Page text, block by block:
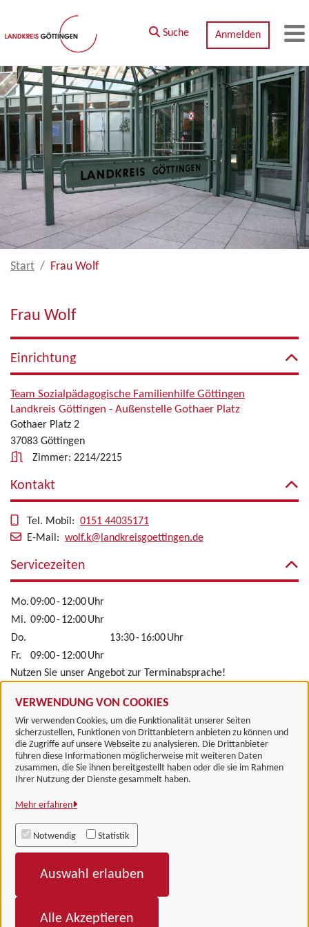
Zum Hauptinhalt springen
VERWENDUNG VON COOKIES
Wir verwenden Cookies, um die Funktionalität unserer Seiten
sicherzustellen, Funktionen von Drittanbietern anbieten zu können und
die Zugriffe auf unsere Webseite zu analysieren. Die Drittanbieter
führen diese Informationen möglicherweise mit weiteren Daten
zusammen, die Sie ihnen bereitgestellt haben oder die sie im Rahmen
Ihrer Nutzung der Dienste gesammelt haben.
Mehr erfahren
Notwendig Statistik
Auswahl erlauben
Alle Akzeptieren
Suche Anmelden
Start Frau Wolf
Frau Wolf
Einrichtung
Team Sozialpädagogische Familienhilfe Göttingen
Landkreis Göttingen - Außenstelle Gothaer Platz
Gothaer Platz 2
37083 Göttingen
Zimmer: 2214/2215
Kontakt
Tel. Mobil: 0151 44035171
E-Mail: wolf.k@landkreisgoettingen.de
Servicezeiten
Mo.09:00-12:00Uhr
Mi. 09:00-12:00Uhr
Do.
13:30-16:00Uhr
Fr.
09:00-12:00Uhr
Nutzen Sie unser Angebot zur Terminabsprache!
Alle zugeordneten Einrichtungen
Landkreis Göttingen
Alle Rechte vorbehalten
Barrierefreiheit